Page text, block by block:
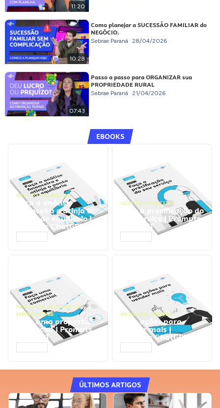
11:20
10:28
Como planejar a SUCESSÃO FAMILIAR do
NEGÓCIO.
Sebrae Paraná 28/04/2026
07:43
Passo a passo para ORGANIZAR sua
PROPRIEDADE RURAL
Sebrae Paraná 21/04/2026
EBOOKS
GESTÃO FINANCEIRA
Faça a análise
financeira e atinja o
ponto de equilíbrio |
Prompts ChatGPT
GESTÃO FINANCEIRA
Faça a precificação do
seu serviço | Prompts
ChatGPT
NEGÓCIOS, PROCESSOS
EMPRESARIAIS
Faça uma proposta
comercial | Prompts
ChatGPT
NEGÓCIOS, VENDAS
Faça ações para
vender mais |
Prompts ChatGPT
ÚLTIMOS ARTIGOS